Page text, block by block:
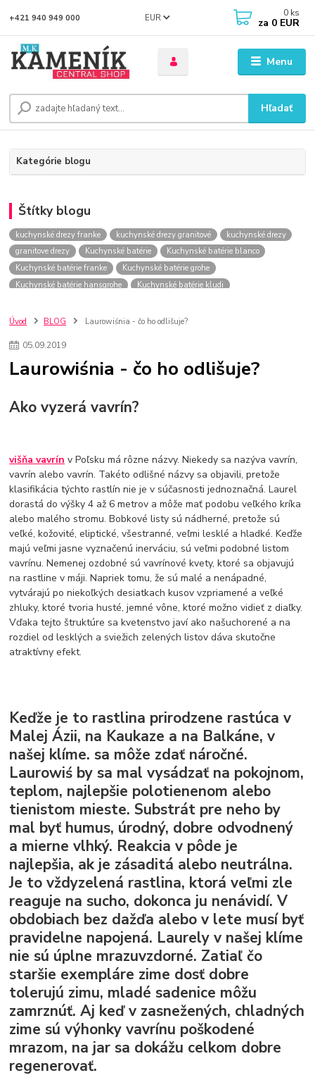
Menu
EUR
Hľadať
+421 940 949 000 0 ks
za 0 EUR
Kategórie blogu
Štítky blogu
kuchynské drezy franke kuchynské drezy granitové
kuchynské drezy
granitove drezy
Kuchynské batérie
Kuchynské batérie blanco
Kuchynské batérie franke
Kuchynské batérie grohe
Kuchynské batérie hansgrohe
Kuchynské batérie kludi
kuchynské batérie sagittarius
kuchynské batérie
kuchynské drezy sety
kúpelňové batérie
vodovodné batérie do kúpelne kuchynske
vodovodné batérie blanco
vodovodné batérie do steny
Zápustné umývadlá
sprchový záves
čierna kúpelňová batéria
vaňa retro
voľne stojaca vaňa
retro kúpeľne
Nákup tovaru pre firmy bez DPH
Bez DPH
Ako znížiť náklady
Ako znížiť náklady na firmu
szco nakup bez dph
szco nakup bez dph nakupovanie na firmu bez dph
nákup bez dph v eu ň
Úvod BLOG Laurowiśnia - čo ho odlišuje?
05.09.2019
Laurowiśnia - čo ho odlišuje?
Ako vyzerá vavrín?
višňa vavrín v Poľsku má rôzne názvy. Niekedy sa nazýva vavrín,
vavrín alebo vavrín. Takéto odlišné názvy sa objavili, pretože
klasifikácia týchto rastlín nie je v súčasnosti jednoznačná. Laurel
dorastá do výšky 4 až 6 metrov a môže mať podobu veľkého kríka
alebo malého stromu. Bobkové listy sú nádherné, pretože sú
veľké, kožovité, eliptické, všestranné, veľmi lesklé a hladké. Keďže
majú veľmi jasne vyznačenú inerváciu, sú veľmi podobné listom
vavrínu. Nemenej ozdobné sú vavrínové kvety, ktoré sa objavujú
na rastline v máji. Napriek tomu, že sú malé a nenápadné,
vytvárajú po niekoľkých desiatkach kusov vzpriamené a veľké
zhluky, ktoré tvoria husté, jemné vône, ktoré možno vidieť z diaľky.
Vďaka tejto štruktúre sa kvetenstvo javí ako našuchorené a na
rozdiel od lesklých a sviežich zelených listov dáva skutočne
atraktívny efekt.
Keďže je to rastlina prirodzene rastúca v
Malej Ázii, na Kaukaze a na Balkáne, v
našej klíme. sa môže zdať náročné.
Laurowiś by sa mal vysádzať na pokojnom,
teplom, najlepšie polotienenom alebo
tienistom mieste.Substrát pre neho by
mal byť humus, úrodný, dobre odvodnený
a mierne vlhký. Reakcia v pôde je
najlepšia, ak je zásaditá alebo neutrálna.
Je to vždyzelená rastlina, ktorá veľmi zle
reaguje na sucho, dokonca ju nenávidí. V
obdobiach bez dažďa alebo v lete musí byť
pravidelne napojená. Laurely v našej klíme
nie sú úplne mrazuvzdorné. Zatiaľ čo
staršie exempláre zime dosť dobre
tolerujú zimu, mladé sadenice môžu
zamrznúť. Aj keď v zasnežených, chladných
zime sú výhonky vavrínu poškodené
mrazom, na jar sa dokážu celkom dobre
regenerovať.